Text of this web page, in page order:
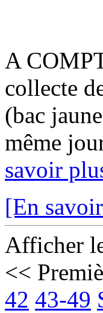
A
collecte
(bac
même
savoir
[En
Afficher
<<
42 43-49